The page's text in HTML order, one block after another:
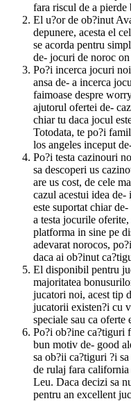
fara riscul de a
El u?or de ob?inut
depunere, acesta el
se acorda pentru
de- jocuri de noroc
Po?i incerca jocuri
ansa de- a incerca
faimoase despre
ajutorul ofertei de-
chiar tu daca jocul
Totodata, te po?i
los angeles inceput
Po?i testa cazinouri
sa descoperi us
are us cost, de cele
cazul acestui idea
este suportat chiar
a testa jocurile
platforma in sine pe
adevarat norocos,
daca ai ob?inut
El disponibil pentru
majoritatea
jucatori noi, acest tip
jucatorii existen?i cu
speciale sau ca
Po?i ob?ine ca?tiguri
bun motiv de- good
sa ob?ii ca?tiguri ?i
de rulaj fara
Leu. Daca decizi sa
pentru an excellent